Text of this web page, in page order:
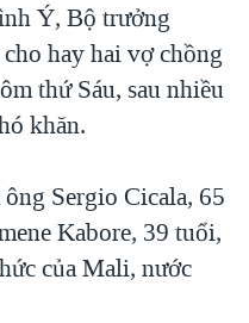
VIỆT NAM
VIỆT NAM
HẢI SÂM
Ý, Bộ trưởng
hay hai vợ chồng
thứ Sáu, sau nhiều
khăn.
Sergio Cicala, 65
Kabore, 39 tuổi,
của Mali, nước